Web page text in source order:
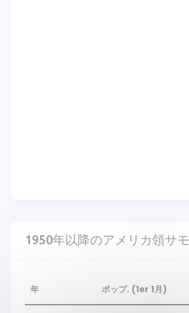
1950年以降のアメリカ領サ
年 ポップ. (1er 1月)